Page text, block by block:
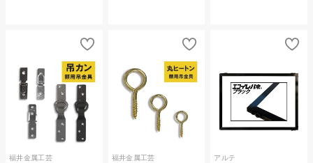
福井金属工芸
福井金属工芸
アルテ